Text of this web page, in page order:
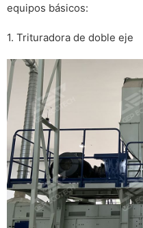
equipos básicos:
1. Trituradora de doble eje